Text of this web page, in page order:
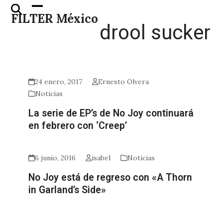
Skip
FILTER México
Open
mobile
Close
mobile
drool sucker
24 enero, 2017
Ernesto Olvera
Noticias
La serie de EP’s de No Joy continuará
en febrero con ‘Creep’
6 junio, 2016 isabel Noticias
No Joy está de regreso con «A Thorn
in Garland’s Side»